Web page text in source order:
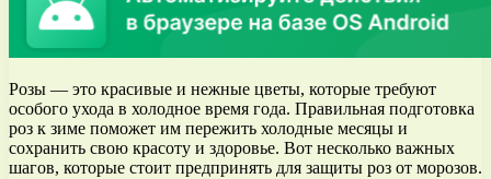
Розы — это красивые и нежные цветы, которые требуют
особого ухода в холодное время года. Правильная подготовка
роз к зиме поможет им пережить холодные месяцы и
сохранить свою красоту и здоровье. Вот несколько важных
шагов, которые стоит предпринять для защиты роз от морозов.